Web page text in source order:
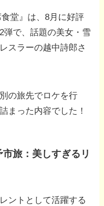
堂』は、8月に好評
弾で、話題の美女・雪
スラーの越中詩郎さ
の旅先でロケを行
まった内容でした！
旅：美しすぎるリ
ントとして活躍する